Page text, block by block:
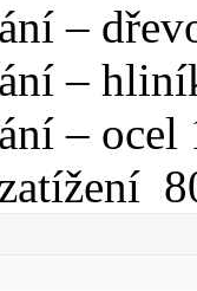
–
–
– ocel